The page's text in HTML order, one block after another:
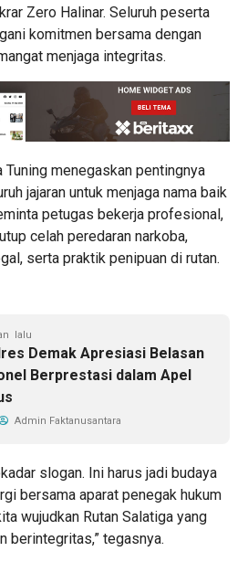
Zero Halinar. Seluruh peserta
komitmen bersama dengan
menjaga integritas.
Tuning menegaskan pentingnya
jajaran untuk menjaga nama baik
petugas bekerja profesional,
celah peredaran narkoba,
serta praktik penipuan di rutan.
lalu
Demak Apresiasi Belasan
Berprestasi dalam Apel
Admin Faktanusantara
slogan. Ini harus jadi budaya
bersama aparat penegak hukum
wujudkan Rutan Salatiga yang
berintegritas,” tegasnya.